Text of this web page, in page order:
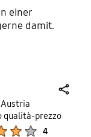
einer
damit.
qualità-prezzo
4